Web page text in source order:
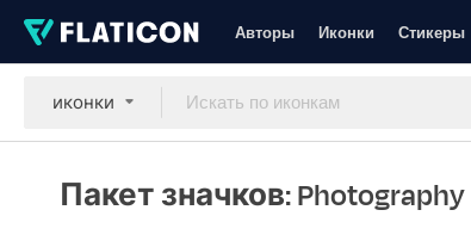
Авторы Иконки Стикеры
иконки
Пакет значков: Photography